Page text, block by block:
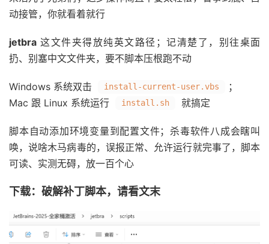
动接管，你就看着就行
jetbra 这文件夹得放纯英文路径；记清楚了，别往桌面
扔、别塞中文文件夹，要不脚本压根跑不动
Windows 系统双击 install-current-user.vbs
；
Mac 跟 Linux 系统运行
install.sh 就搞定
脚本自动添加环境变量到配置文件；杀毒软件八成会瞎叫
唤，说啥木马病毒的，误报正常、允许运行就完事了，脚本
可读、实测无碍，放一百个心
下载：破解补丁脚本，请看文末